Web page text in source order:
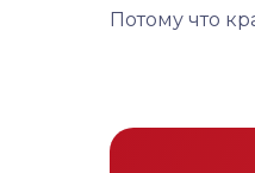
Потому что